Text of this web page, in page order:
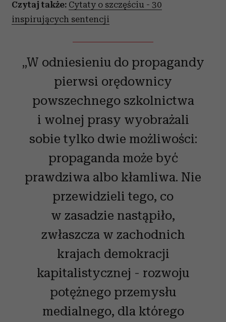
Czytaj także: Cytaty o szczęściu - 30
inspirujących sentencji
„W odniesieniu do propagandy
pierwsi orędownicy
powszechnego szkolnictwa
i wolnej prasy wyobrażali
sobie tylko dwie możliwości:
propaganda może być
prawdziwa albo kłamliwa. Nie
przewidzieli tego, co
w zasadzie nastąpiło,
zwłaszcza w zachodnich
krajach demokracji
kapitalistycznej - rozwoju
potężnego przemysłu
medialnego, dla którego